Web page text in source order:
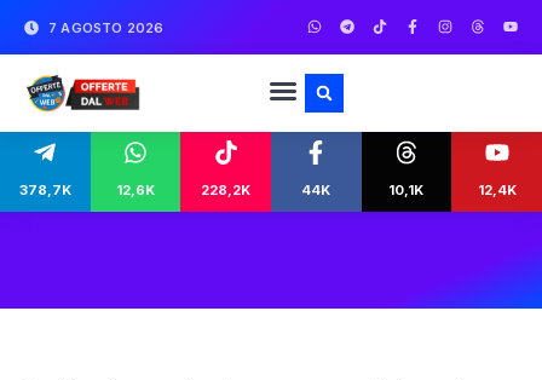
7 AGOSTO 2026
378,7K 12,6K 228,2K 44K 10,1K 12,4K